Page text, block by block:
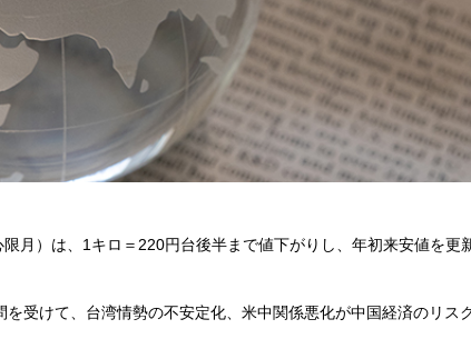
月）は、1キロ＝220円台後半まで値下がりし、年初来安値を更
を受けて、台湾情勢の不安定化、米中関係悪化が中国経済のリス